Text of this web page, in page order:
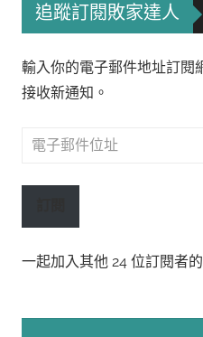
追蹤訂閱敗家達人
輸入你的電子郵件地址訂閱
接收新通知。
電
郵
址
一起加入其他 24 位訂閱者的